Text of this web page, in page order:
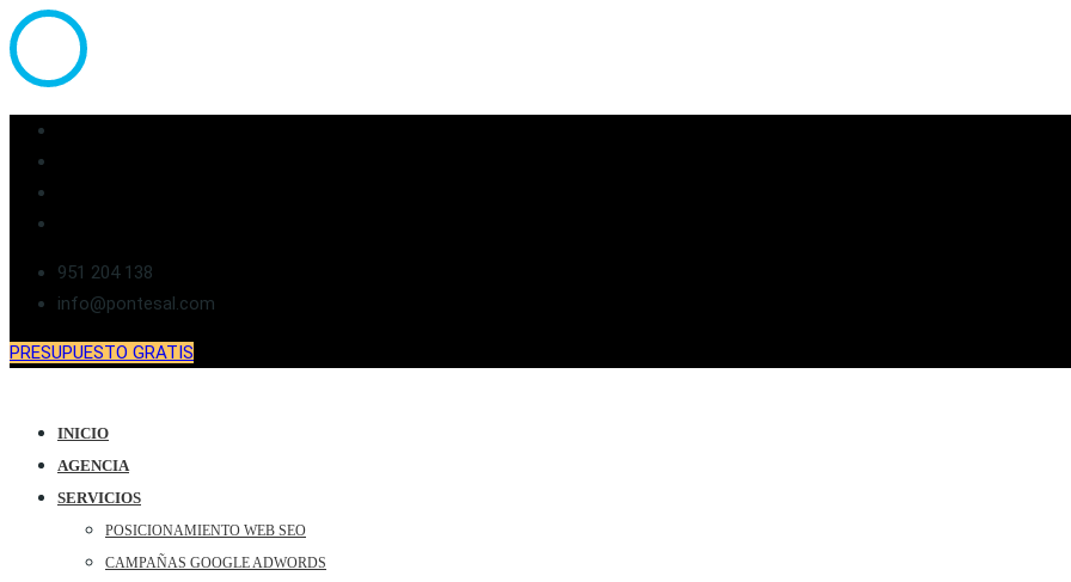
951 204 138
info@pontesal.com
PRESUPUESTO GRATIS
INICIO
AGENCIA
SERVICIOS
POSICIONAMIENTO WEB SEO
CAMPAÑAS GOOGLE ADWORDS